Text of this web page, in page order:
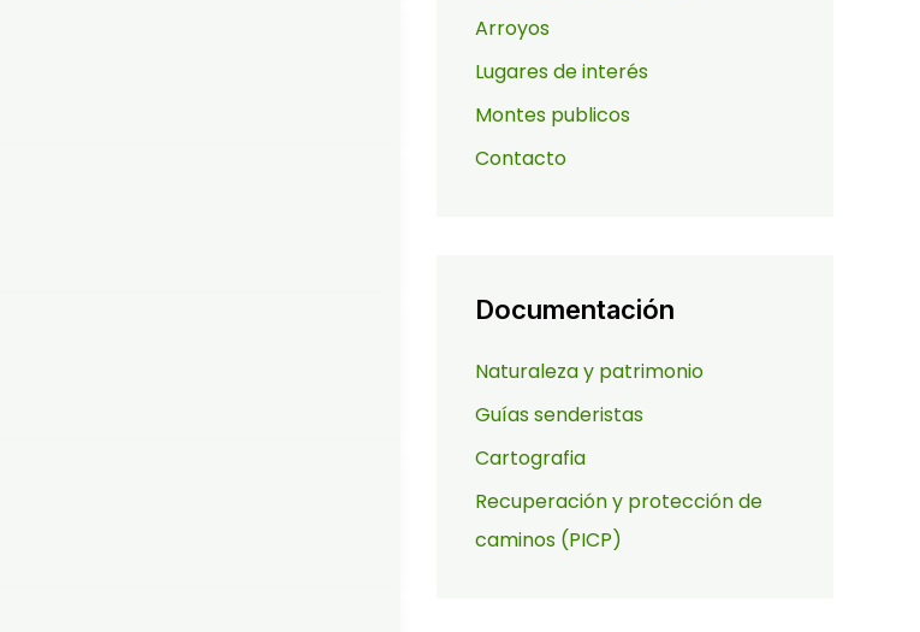
Arroyos
Lugares de interés
Montes publicos
Contacto
Documentación
Naturaleza y patrimonio
Guías senderistas
Cartografia
Recuperación y protección de
caminos (PICP)